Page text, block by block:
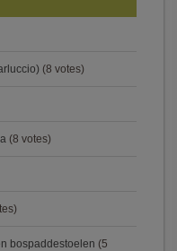
(8 votes)
(8 votes)
bospaddestoelen (5